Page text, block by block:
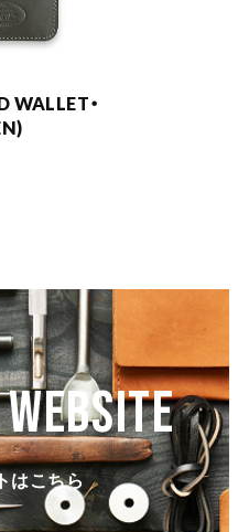
WALLET・
はこちら